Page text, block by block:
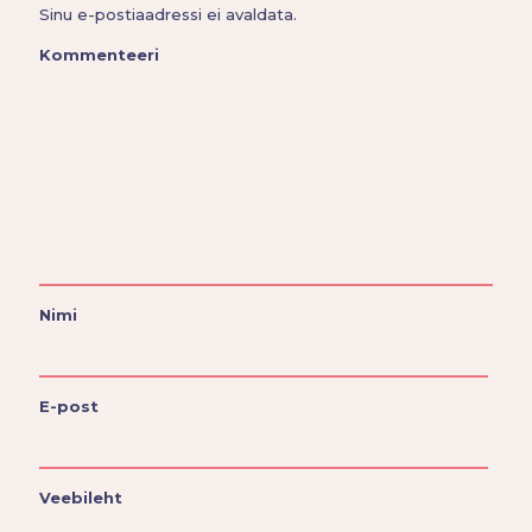
Sinu e-postiaadressi ei avaldata.
Kommenteeri
Nimi
E-post
Veebileht